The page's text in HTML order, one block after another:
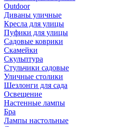
Outdoor
Диваны уличные
Кресла для улицы
Пуфики для улицы
Садовые коврики
Скамейки
Скульптура
Стульчики садовые
Уличные столики
Шезлонги для сада
Освещение
Hастенные лампы
Бра
Лампы настольные